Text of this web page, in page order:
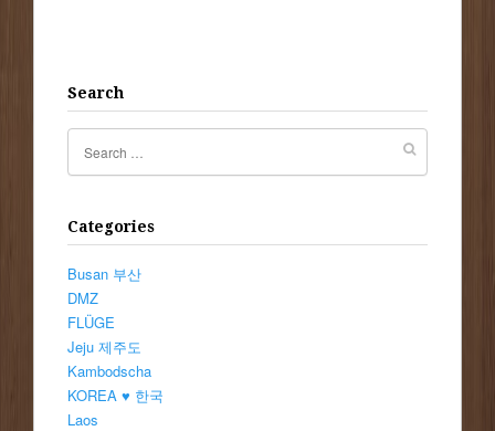
Search
Categories
Busan 부산
DMZ
FLÜGE
Jeju 제주도
Kambodscha
KOREA ♥ 한국
Laos